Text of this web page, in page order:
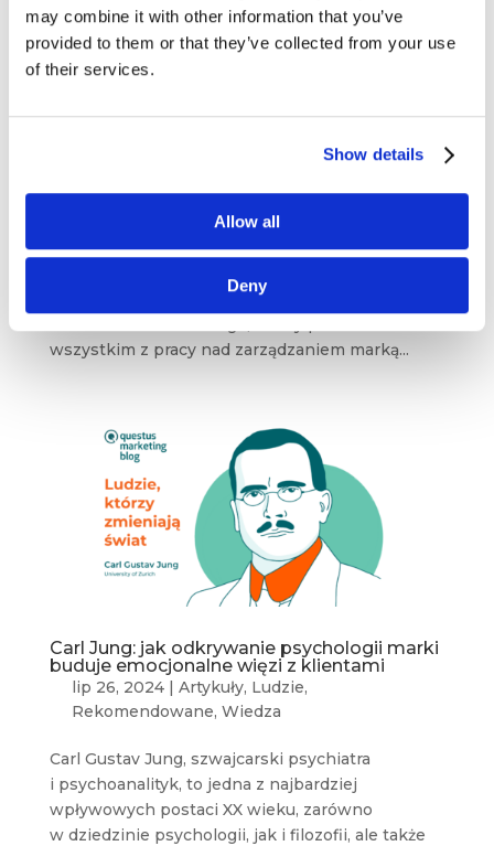
may combine it with other information that you’ve
provided to them or that they’ve collected from your use
of their services.
Show details
Allow all
Deny
Kevin Lane Keller – strateg nie szarlatan
„Marketing polega na zrozumieniu potrzeb
klienta i dostarczaniu rozwiązań, które
to wybitny amerykański profesor, autor i ekspert
wszystkim z pracy nad zarządzaniem marką...
Carl Jung: jak odkrywanie psychologii marki
buduje emocjonalne więzi z klientami
lip 26, 2024| Artykuły, Ludzie,
Rekomendowane, Wiedza
Carl Gustav Jung, szwajcarski psychiatra
i psychoanalityk, to jedna z najbardziej
wpływowych postaci XX wieku, zarówno
w dziedzinie psychologii, jak i filozofii, ale także